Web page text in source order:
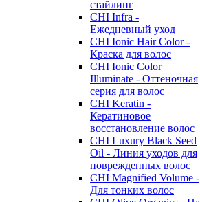
стайлинг
CHI Infra -
Ежедневный уход
CHI Ionic Hair Color -
Краска для волос
CHI Ionic Color
Illuminate - Оттеночная
серия для волос
CHI Keratin -
Кератиновое
восстановление волос
CHI Luxury Black Seed
Oil - Линия уходов для
поврежденных волос
CHI Magnified Volume -
Для тонких волос